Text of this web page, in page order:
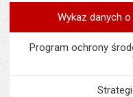
Wykaz danych
Program ochrony